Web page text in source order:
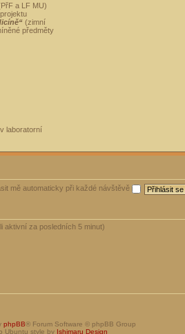
a LF MU)
(zimní
předměty
laboratorní
mě automaticky při každé návštěvě
aktivní za posledních 5 minut)
phpBB® Forum Software © phpBB Group
Ubuntu style by Ishimaru Design